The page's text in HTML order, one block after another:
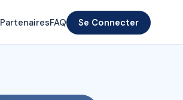
PartenairesFAQ Se Connecter